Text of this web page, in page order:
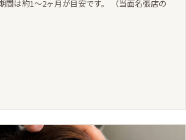
間は約1〜2ヶ月が目安です。 （当面名張店の